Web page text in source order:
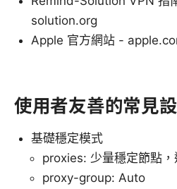
solution.org
Apple 官方網站 -
使用者友善的常見
基礎穩定模式
proxies: 少量穩定節點，
proxy-group: Auto